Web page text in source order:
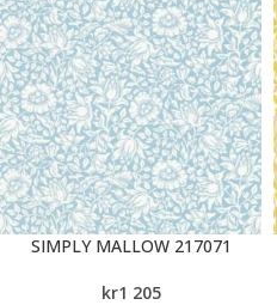
SIMPLY MALLOW 217071
kr1 205